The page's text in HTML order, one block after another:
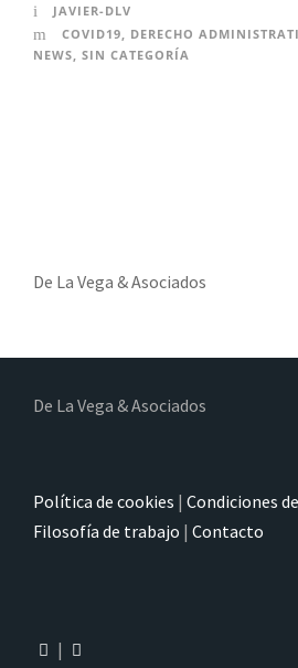
JAVIER-DLV
COVID19
DERECHO
NEWS SIN CATEGORÍA
De La Vega & Asociados
De La Vega & Asociados
Política de cookies | Condiciones
Filosofía de trabajo | Contacto
|